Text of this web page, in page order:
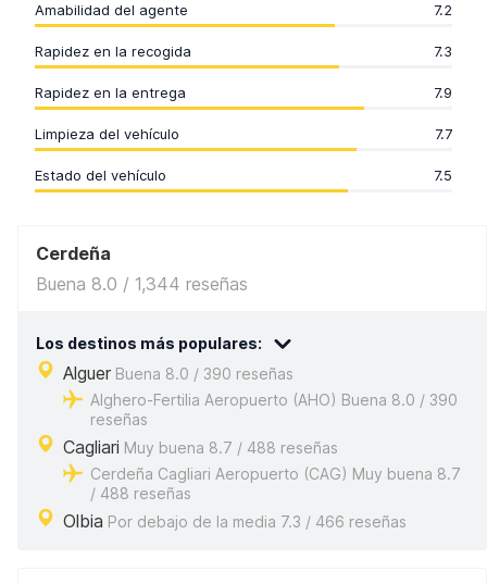
Amabilidad del agente 7.2
Rapidez en la recogida 7.3
Rapidez en la entrega 7.9
Limpieza del vehículo 7.7
Estado del vehículo 7.5
Cerdeña
Buena 8.0 / 1,344 reseñas
Los destinos más populares:
Alguer Buena 8.0 / 390 reseñas
Alghero-Fertilia Aeropuerto (AHO) Buena 8.0 / 390
reseñas
Cagliari Muy buena 8.7 / 488 reseñas
Cerdeña Cagliari Aeropuerto (CAG) Muy buena 8.7
/ 488 reseñas
Olbia Por debajo de la media 7.3 / 466 reseñas